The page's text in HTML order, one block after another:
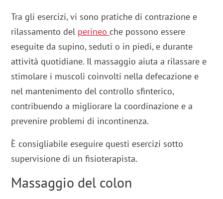
Tra gli esercizi, vi sono pratiche di contrazione e
rilassamento del perineo che possono essere
eseguite da supino, seduti o in piedi, e durante
attività quotidiane. Il massaggio aiuta a rilassare e
stimolare i muscoli coinvolti nella defecazione e
nel mantenimento del controllo sfinterico,
contribuendo a migliorare la coordinazione e a
prevenire problemi di incontinenza.
È consigliabile eseguire questi esercizi sotto
supervisione di un fisioterapista.
Massaggio del colon